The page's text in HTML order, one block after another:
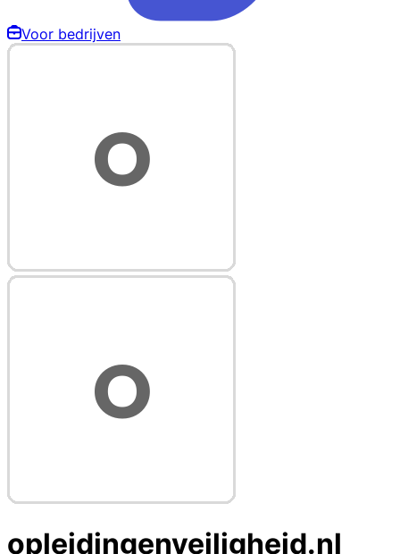
Voor bedrijven
opleidingenveiligheid.nl